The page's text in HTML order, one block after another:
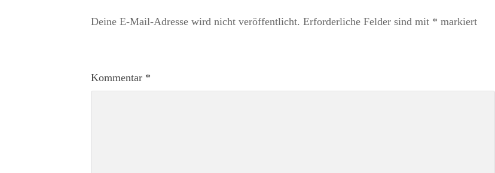
Deine E-Mail-Adresse wird nicht veröffentlicht. Erforderliche Felder sind mit * markiert
Kommentar *